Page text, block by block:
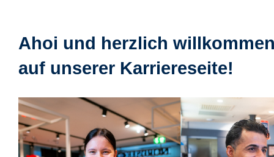
Ahoi und herzlich
auf unserer Karriereseite!